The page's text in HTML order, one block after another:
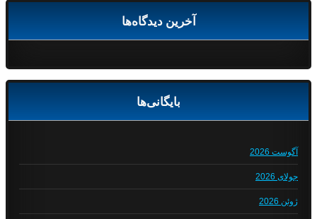
آخرین دیدگاه‌ها
بایگانی‌ها
آگوست 2026
جولای 2026
ژوئن 2026